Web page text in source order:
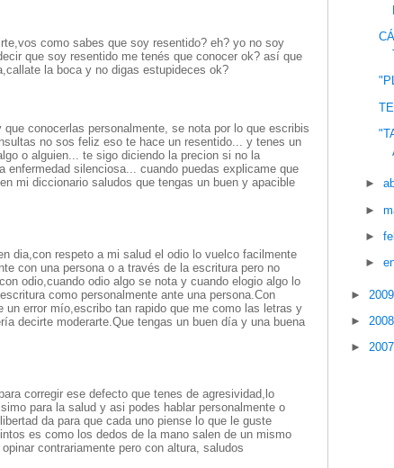
como sabes que soy resentido? eh? yo no soy
que soy resentido me tenés que conocer ok? así que
la boca y no digas estupideces ok?
conocerlas personalmente, se nota por lo que escribis
no sos feliz eso te hace un resentido... y tenes un
o alguien... te sigo diciendo la precion si no la
enfermedad silenciosa... cuando puedas explicame que
mi diccionario saludos que tengas un buen y apacible
dia,con respeto a mi salud el odio lo vuelco facilmente
con una persona o a través de la escritura pero no
odio,cuando odio algo se nota y cuando elogio algo lo
como personalmente ante una persona.Con
un error mío,escribo tan rapido que me como las letras y
decirte moderarte.Que tengas un buen día y una buena
corregir ese defecto que tenes de agresividad,lo
para la salud y asi podes hablar personalmente o
da para que cada uno piense lo que le guste
es como los dedos de la mano salen de un mismo
contrariamente pero con altura, saludos
►
►
►
►
►
►
►